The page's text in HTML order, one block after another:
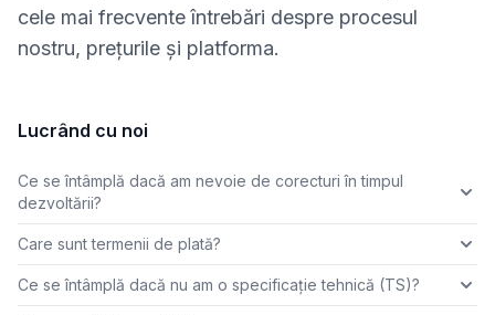
cele mai frecvente întrebări despre procesul
nostru, prețurile și platforma.
Lucrând cu noi
Ce se întâmplă dacă am nevoie de corecturi în timpul
dezvoltării?
Care sunt termenii de plată?
Ce se întâmplă dacă nu am o specificație tehnică (TS)?